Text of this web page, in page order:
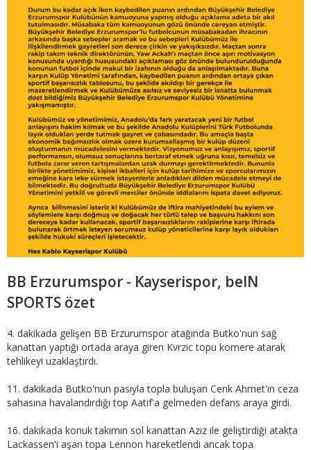
BB Erzurumspor - Kayserispor, beIN
SPORTS özet
4. dakikada gelişen BB Erzurumspor atağında Butko'nun sağ
kanattan yaptığı ortada araya giren Kvrzic topu kornere atarak
tehlikeyi uzaklaştırdı.
11. dakikada Butko'nun pasıyla topla buluşan Cenk Ahmet'in ceza
sahasına havalandırdığı top Aatif'a gelmeden defans araya girdi.
16. dakikada konuk takımın sol kanattan Aziz ile geliştirdiği atakta
Lackassen'i aşan topa Lennon hareketlendi ancak topa